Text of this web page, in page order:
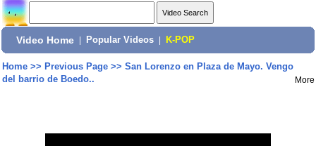
Video Home Popular Videos K-POP
Home>> Previous Page>> San Lorenzo en Plaza de Mayo. Vengo
del barrio de Boedo..
More